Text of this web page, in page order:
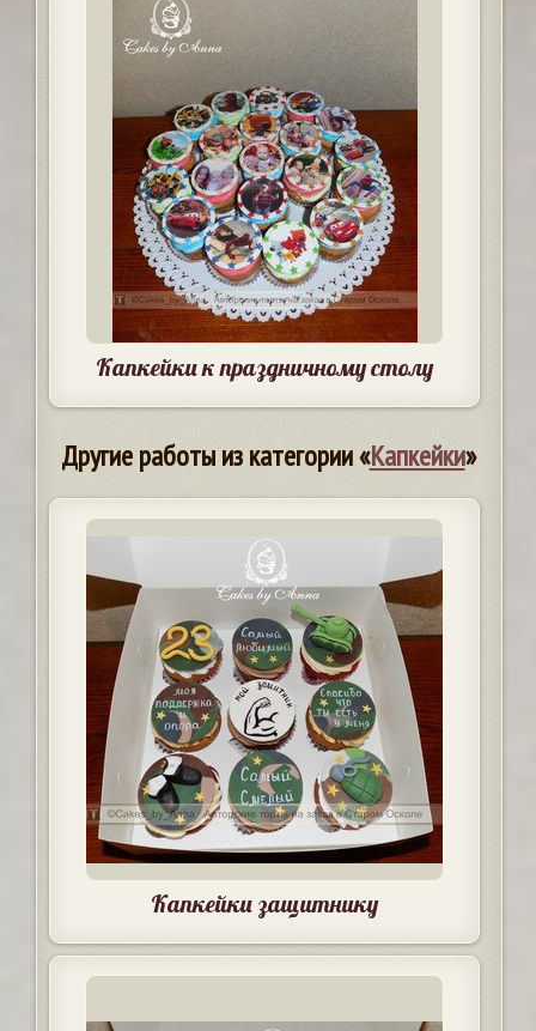
Капкейки к праздничному столу
Другие работы из категории «Капкейки»
Капкейки защитнику